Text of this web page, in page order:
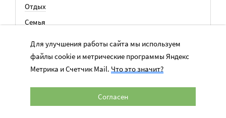
Отдых
Семья
ВСЕ СТАТЬИ
Для улучшения работы сайта мы используем
файлы cookie и метрические программы Яндекс
Метрика и Счетчик Mail. Что это значит?
Согласен